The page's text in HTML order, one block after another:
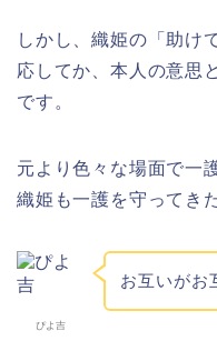
しかし、織姫の「助け
応してか、本人の意思
です。
元より色々な場面で一
織姫も一護を守ってき
ぴよ吉
お互いがお